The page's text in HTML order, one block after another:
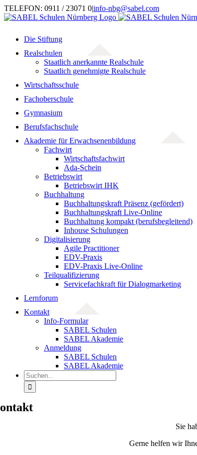
Zum
Inhalt
TELEFON: 0911 / 23071 0|info-nbg@sabel.com
Die Stiftung
Realschulen
Staatlich anerkannte Realschule
Staatlich genehmigte Realschule
Wirtschaftsschule
Fachoberschule
Gymnasium
Berufsfachschule
Akademie für Erwachsenenbildung
Fachwirt
Wirtschaftsfachwirt
Ada-Schein
Betriebswirt
Betriebswirt IHK
Buchhaltung
Buchhaltungskraft Präsenz (gefördert)
Buchhaltungskraft Live-Online
Buchhaltung kompakt (berufsbegleitend)
Inhouse Schulungen
Digitalisierung
Agile Practitioner
EDV-Praxis
EDV-Praxis Live-Online
Teilqualifizierung
Servicefachkraft für Dialogmarketing
Lernforum
Kontakt
Info-Formular
SABEL Schulen
SABEL Akademie
Anmeldung
SABEL Schulen
SABEL Akademie
Suche
nach:
Sie
Gerne helfen wir